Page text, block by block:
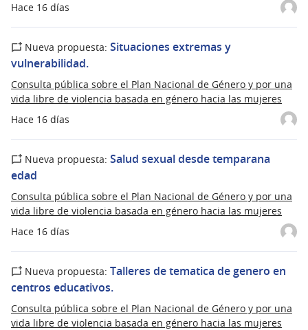
Hace 16 días
Hace 16 días
Nueva propuesta: Situaciones extremas y
vulnerabilidad.
Consulta pública sobre el Plan Nacional de Género y por una
vida libre de violencia basada en género hacia las mujeres
Hace 16 días
Nueva propuesta: Salud sexual desde temparana
edad
Consulta pública sobre el Plan Nacional de Género y por una
vida libre de violencia basada en género hacia las mujeres
Nueva propuesta: Talleres de tematica de genero en
centros educativos.
Consulta pública sobre el Plan Nacional de Género y por una
vida libre de violencia basada en género hacia las mujeres